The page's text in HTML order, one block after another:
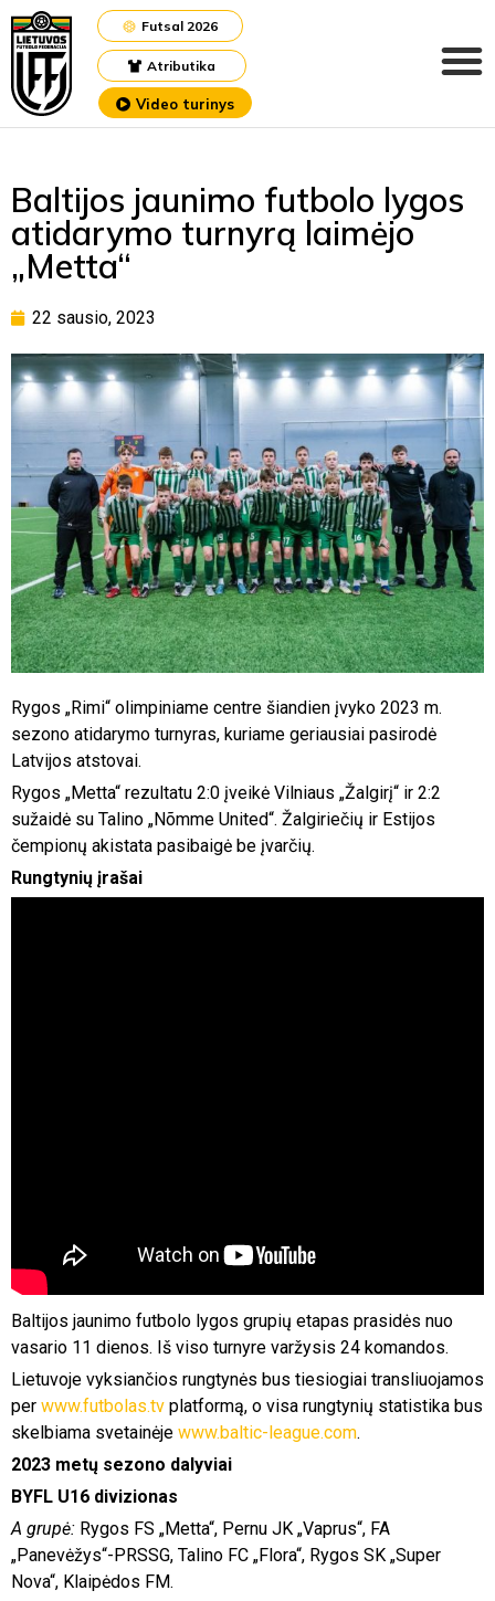
Atributika
Futsal 2026
Video turinys
Baltijos jaunimo futbolo lygos
atidarymo turnyrą laimėjo
„Metta“
22 sausio, 2023
Rygos „Rimi“ olimpiniame centre šiandien įvyko 2023 m.
sezono atidarymo turnyras, kuriame geriausiai pasirodė
Latvijos atstovai.
Rygos „Metta“ rezultatu 2:0 įveikė Vilniaus „Žalgirį“ ir 2:2
sužaidė su Talino „Nõmme United“. Žalgiriečių ir Estijos
čempionų akistata pasibaigė be įvarčių.
Rungtynių įrašai
Baltijos jaunimo futbolo lygos grupių etapas prasidės nuo
vasario 11 dienos. Iš viso turnyre varžysis 24 komandos.
Lietuvoje vyksiančios rungtynės bus tiesiogiai transliuojamos
per www.futbolas.tv platformą, o visa rungtynių statistika bus
skelbiama svetainėje www.baltic-league.com.
2023 metų sezono dalyviai
BYFL U16 divizionas
A grupė: Rygos FS „Metta“, Pernu JK „Vaprus“, FA
„Panevėžys“-PRSSG, Talino FC „Flora“, Rygos SK „Super
Nova“, Klaipėdos FM.